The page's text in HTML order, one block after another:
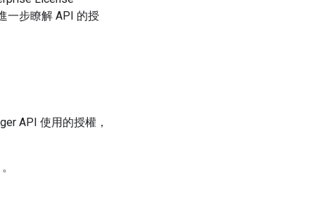
一步瞭解 API 的授
API 使用的授權，
。